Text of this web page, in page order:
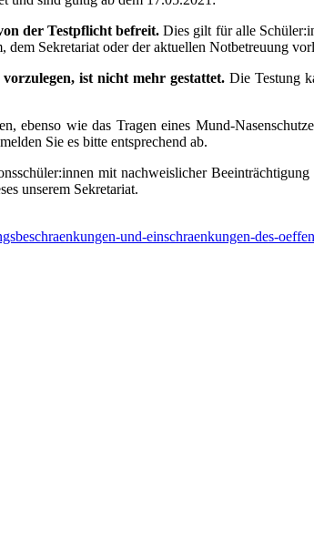
der Testpflicht befreit. Dies gilt für alle
Sekretariat oder der aktuellen Notbetreuung
ist nicht mehr gestattet. Die Testung
ebenso wie das Tragen eines Mund-
Sie es bitte entsprechend ab.
mit nachweislicher
unserem Sekretariat.
und-einschraenkungen-des-